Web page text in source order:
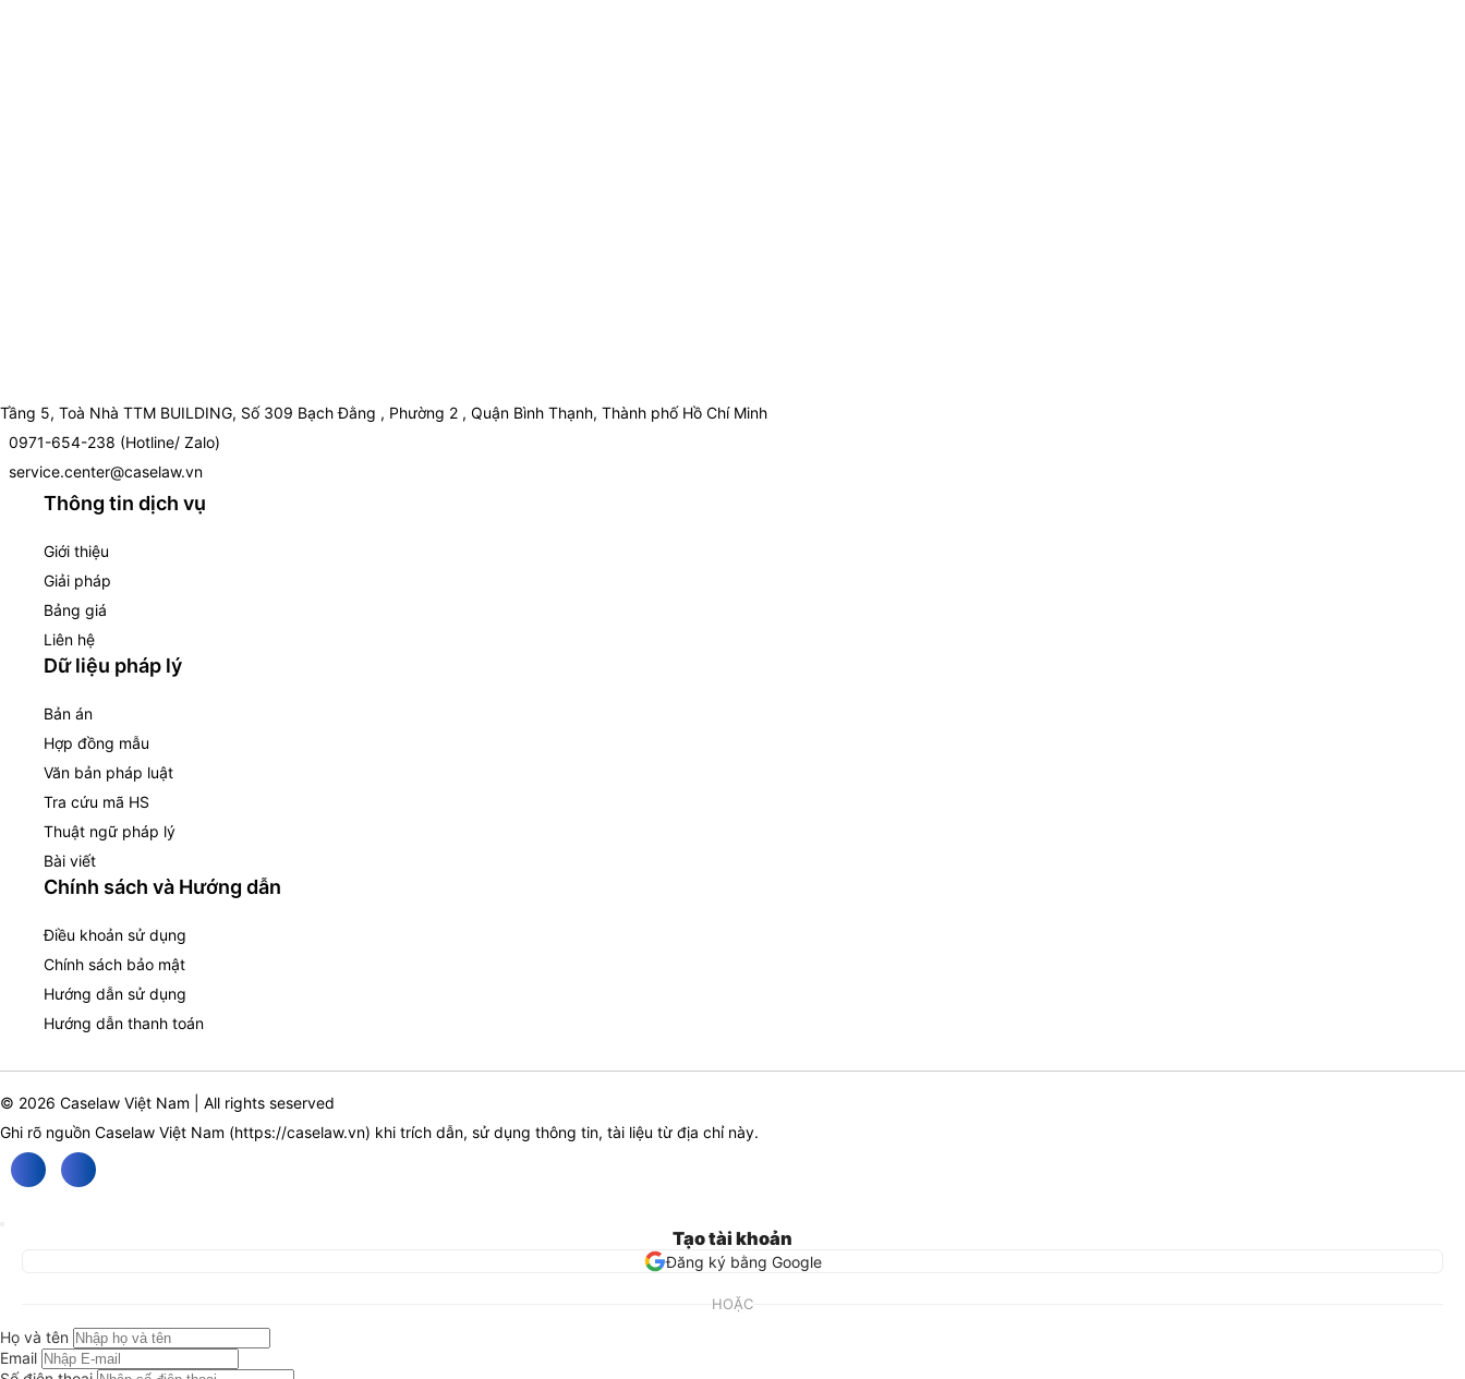
Tầng 5, Toà Nhà TTM BUILDING, Số 309 Bạch Đằng , Phường 2 , Quận Bình Thạnh, Thành phố Hồ Chí Minh
0971-654-238 (Hotline/ Zalo)
service.center@caselaw.vn
Thông tin dịch vụ
Giới thiệu
Giải pháp
Bảng giá
Liên hệ
Dữ liệu pháp lý
Bản án
Hợp đồng mẫu
Văn bản pháp luật
Tra cứu mã HS
Thuật ngữ pháp lý
Bài viết
Chính sách và Hướng dẫn
Điều khoản sử dụng
Chính sách bảo mật
Hướng dẫn sử dụng
Hướng dẫn thanh toán
© 2026 Caselaw Việt Nam | All rights seserved
Ghi rõ nguồn Caselaw Việt Nam (https://caselaw.vn) khi trích dẫn, sử dụng thông tin, tài liệu từ địa chỉ này.
Tạo tài khoản
Đăng ký bằng Google
HOẶC
Họ và tên
Email